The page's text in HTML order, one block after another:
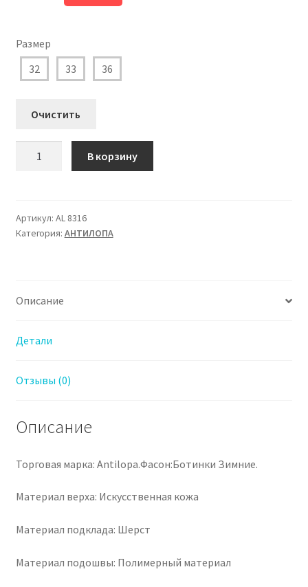
3.900 ₽.
Размер
32
33 36
Очистить
Ботинки
Антилопа
В корзину
Артикул: AL 8316
Категория: АHТИЛОПА
Описание
Детали
Отзывы (0)
Описание
Торговая марка: Antilopa.Фасон:Ботинки Зимние.
Материал верха: Искусственная кожа
Материал подклада: Шерст
Материал подошвы: Полимерный материал